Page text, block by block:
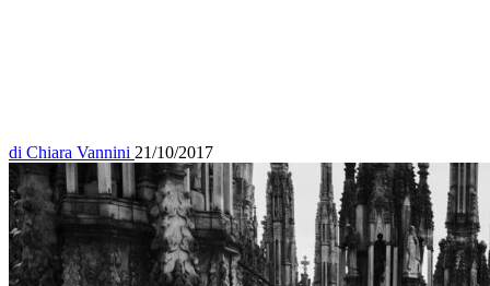
di Chiara Vannini 21/10/2017